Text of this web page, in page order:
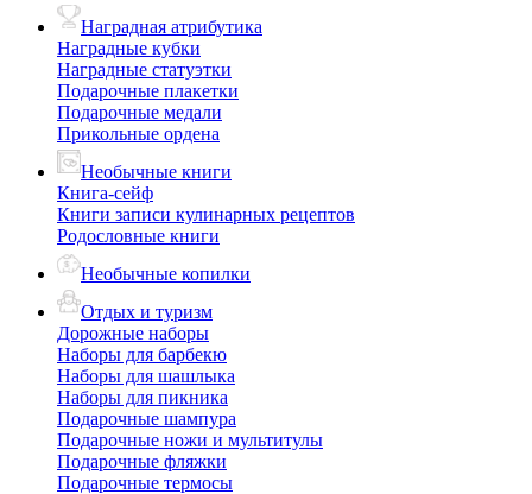
Наградная атрибутика
Наградные кубки
Наградные статуэтки
Подарочные плакетки
Подарочные медали
Прикольные ордена
Необычные книги
Книга-сейф
Книги записи кулинарных рецептов
Родословные книги
Необычные копилки
Отдых и туризм
Дорожные наборы
Наборы для барбекю
Наборы для шашлыка
Наборы для пикника
Подарочные шампура
Подарочные ножи и мультитулы
Подарочные фляжки
Подарочные термосы